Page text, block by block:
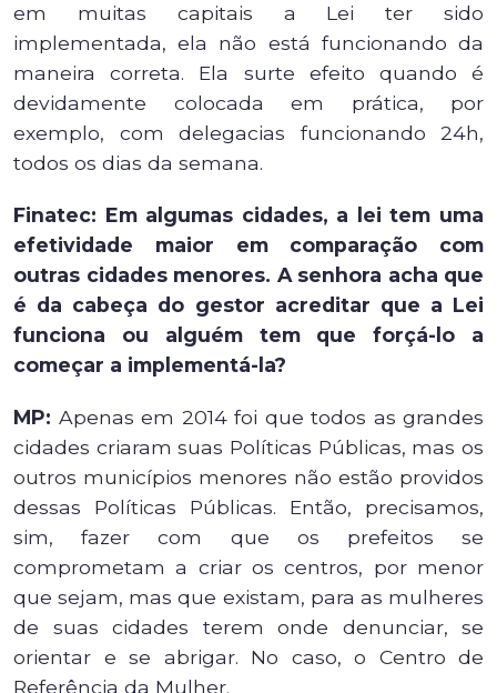
em muitas capitais a Lei ter sido
implementada, ela não está funcionando da
maneira correta. Ela surte efeito quando é
devidamente colocada em prática, por
exemplo, com delegacias funcionando 24h,
todos os dias da semana.
Finatec: Em algumas cidades, a lei tem uma
efetividade maior em comparação com
outras cidades menores. A senhora acha que
é da cabeça do gestor acreditar que a Lei
funciona ou alguém tem que forçá-lo a
começar a implementá-la?
MP: Apenas em 2014 foi que todos as grandes
cidades criaram suas Políticas Públicas, mas os
outros municípios menores não estão providos
dessas Políticas Públicas. Então, precisamos,
sim, fazer com que os prefeitos se
comprometam a criar os centros, por menor
que sejam, mas que existam, para as mulheres
de suas cidades terem onde denunciar, se
orientar e se abrigar. No caso, o Centro de
Referência da Mulher.